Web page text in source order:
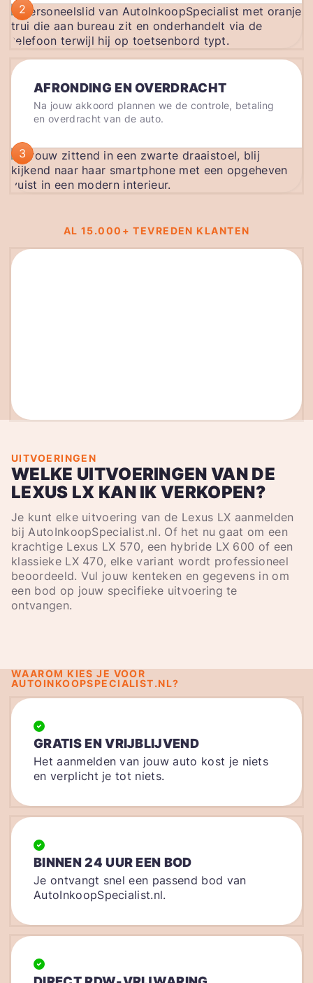
2
AFRONDING EN OVERDRACHT
Na jouw akkoord plannen we de controle, betaling
en overdracht van de auto.
3
AL 15.000+ TEVREDEN KLANTEN
UITVOERINGEN
WELKE UITVOERINGEN VAN DE
LEXUS LX KAN IK VERKOPEN?
Je kunt elke uitvoering van de Lexus LX aanmelden
bij AutoInkoopSpecialist.nl. Of het nu gaat om een
krachtige Lexus LX 570, een hybride LX 600 of een
klassieke LX 470, elke variant wordt professioneel
beoordeeld. Vul jouw kenteken en gegevens in om
een bod op jouw specifieke uitvoering te
ontvangen.
WAAROM KIES JE VOOR
AUTOINKOOPSPECIALIST.NL?
GRATIS EN VRIJBLIJVEND
Het aanmelden van jouw auto kost je niets
en verplicht je tot niets.
BINNEN 24 UUR EEN BOD
Je ontvangt snel een passend bod van
AutoInkoopSpecialist.nl.